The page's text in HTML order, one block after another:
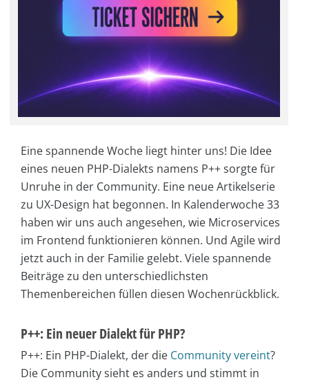
Eine spannende Woche liegt hinter uns! Die Idee
eines neuen PHP-Dialekts namens P++ sorgte für
Unruhe in der Community. Eine neue Artikelserie
zu UX-Design hat begonnen. In Kalenderwoche 33
haben wir uns auch angesehen, wie Microservices
im Frontend funktionieren können. Und Agile wird
jetzt auch in der Familie gelebt. Viele spannende
Beiträge zu den unterschiedlichsten
Themenbereichen füllen diesen Wochenrückblick.
P++: Ein neuer Dialekt für PHP?
P++: Ein PHP-Dialekt, der die Community vereint?
Die Community sieht es anders und stimmt in